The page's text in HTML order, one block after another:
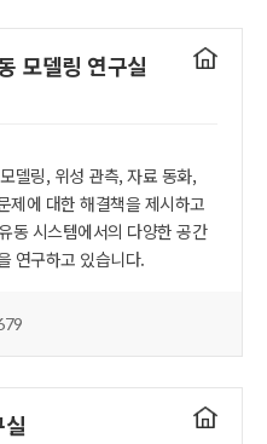
모델링 연구실
연구실
델링, 위성 관측, 자료 동화,
제에 대한 해결책을 제시하고
동 시스템에서의 다양한 공간
연구하고 있습니다.
연구실